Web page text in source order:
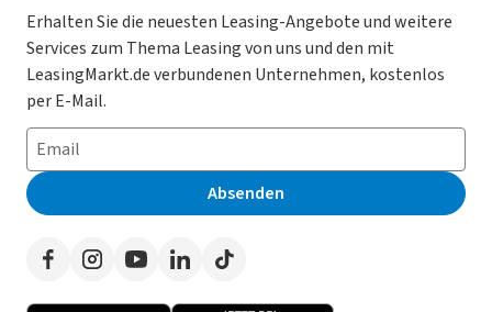
Kooperation mit AutoScout24
AGB
Datenschutz
Impressum
Erklärung zur Barrierefreiheit
Presse
Magazin
Datenschutz-Einstellungen
So funktioniert’s
Häufig gestellte Fragen
Leasing-Lexikon
Auto-Tests
Werben auf LeasingMarkt.de
Gebrauchtwagen Leasing
Leasing ohne Anzahlung
E-Auto Leasing
Privatleasing
Leasing-Vergleiche
Herstellerverzeichnis
Händlerverzeichnis
Erhalten Sie die neuesten Leasing-Angebote und weitere
Services zum Thema Leasing von uns und den mit
LeasingMarkt.de verbundenen Unternehmen, kostenlos
per E-Mail.
Absenden